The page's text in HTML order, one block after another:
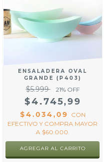
ENSALADERA OVAL
GRANDE (P403)
$5.999 21% OFF
$4.745,99
$4.034,09
CON
EFECTIVO Y COMPRA MAYOR
A $60.000.
AGREGAR AL CARRITO